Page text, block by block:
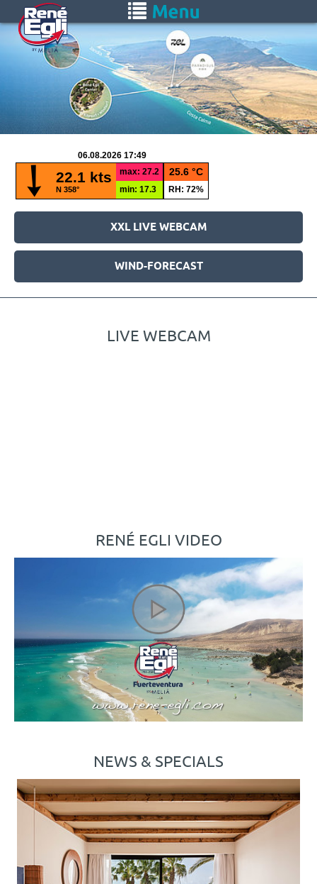
to
main
content
navigation
XXL LIVE WEBCAM
WIND-FORECAST
LIVE WEBCAM
RENÉ EGLI VIDEO
NEWS & SPECIALS